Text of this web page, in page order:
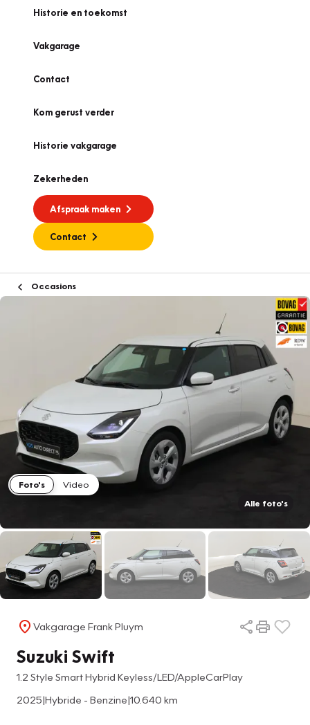
Historie en toekomst
Vakgarage
Contact
Kom gerust verder
Historie vakgarage
Zekerheden
Afspraak maken
Contact
Occasions
Foto's
Video
Alle foto's
Vakgarage Frank Pluym
Suzuki Swift
1.2 Style Smart Hybrid Keyless/LED/AppleCarPlay
2025|Hybride - Benzine|10.640 km